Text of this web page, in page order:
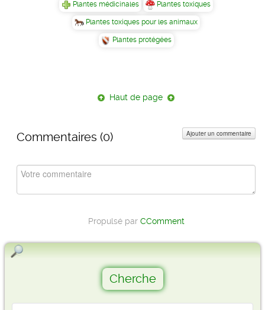
Plantes médicinales Plantes toxiques
Plantes toxiques pour les animaux
Plantes protégées
Haut de page
Commentaires (0) Ajouter un commentaire
Propulsé par CComment